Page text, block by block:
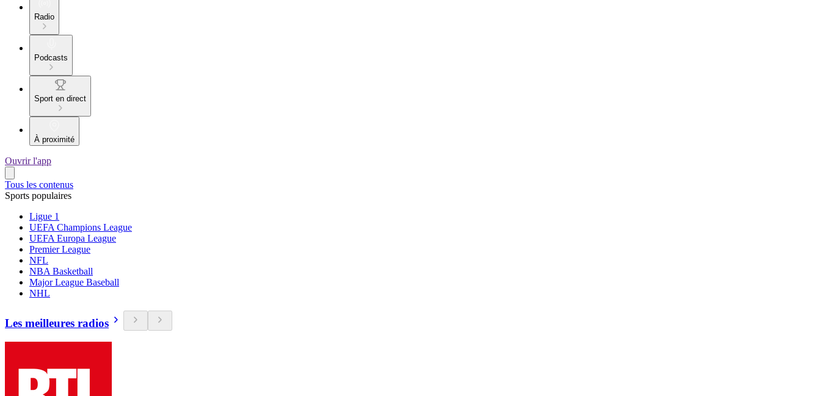
Radio
Podcasts
Sport en direct
À proximité
Ouvrir l'app
Tous les contenus
Sports populaires
Ligue 1
UEFA Champions League
UEFA Europa League
Premier League
NFL
NBA Basketball
Major League Baseball
NHL
Les meilleures radios